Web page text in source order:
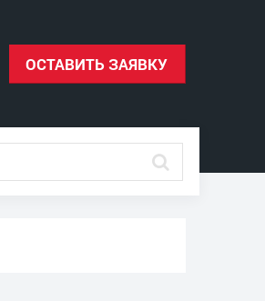
ОСТАВИТЬ ЗАЯВКУ